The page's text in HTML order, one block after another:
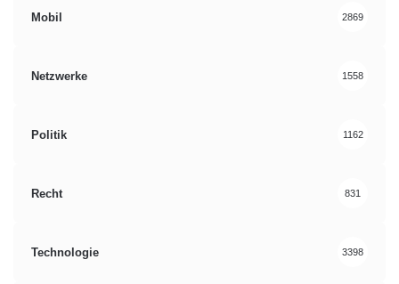
Mobil 2869
Netzwerke 1558
Politik 1162
Recht 831
Technologie 3398